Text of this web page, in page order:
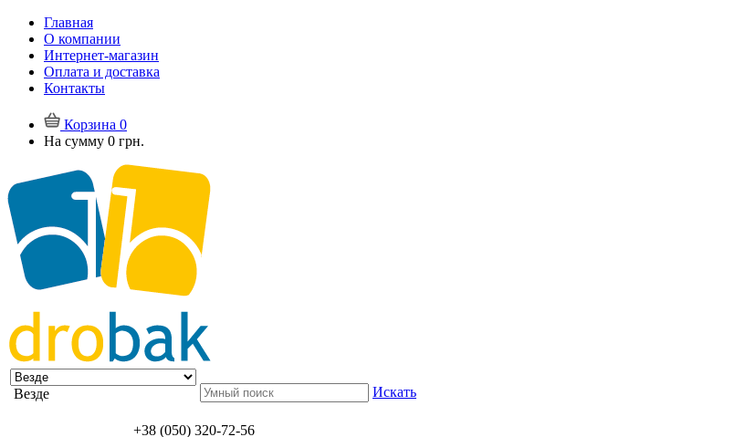
Главная
О компании
Интернет-магазин
Оплата и доставка
Контакты
Корзина 0
На сумму 0 грн.
Везде Искать
+38 (050) 320-72-56